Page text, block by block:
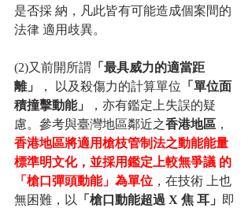
是否採 納，凡此皆有可能造成個案間的
法律 適用歧異。
(2)又前開所謂 「最具威力的適當距
離」
， 以及殺傷力的計算單位 「單位面
積撞擊動能」
，亦有鑑定上失誤的疑
慮。參考與臺灣地區鄰近之香港地區 ，
香港地區將適用槍枝管制法之動能能量
標準明文化，並採用鑑定上較無爭議 的
「槍口彈頭動能」為單位 ，在技術 上也
無困難，以
「槍口動能超過 X 焦 耳」
即